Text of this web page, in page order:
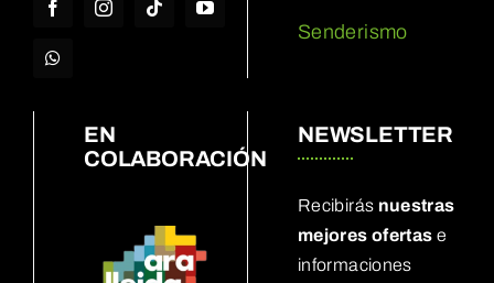
Senderismo
EN
COLABORACIÓN
NEWSLETTER
Recibirás nuestras
mejores ofertas e
informaciones